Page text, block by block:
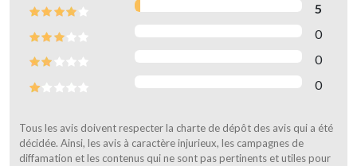
5
0
0
0
Tous les avis doivent respecter la charte de dépôt des avis qui a été
décidée. Ainsi, les avis à caractère injurieux, les campagnes de
diffamation et les contenus qui ne sont pas pertinents et utiles pour